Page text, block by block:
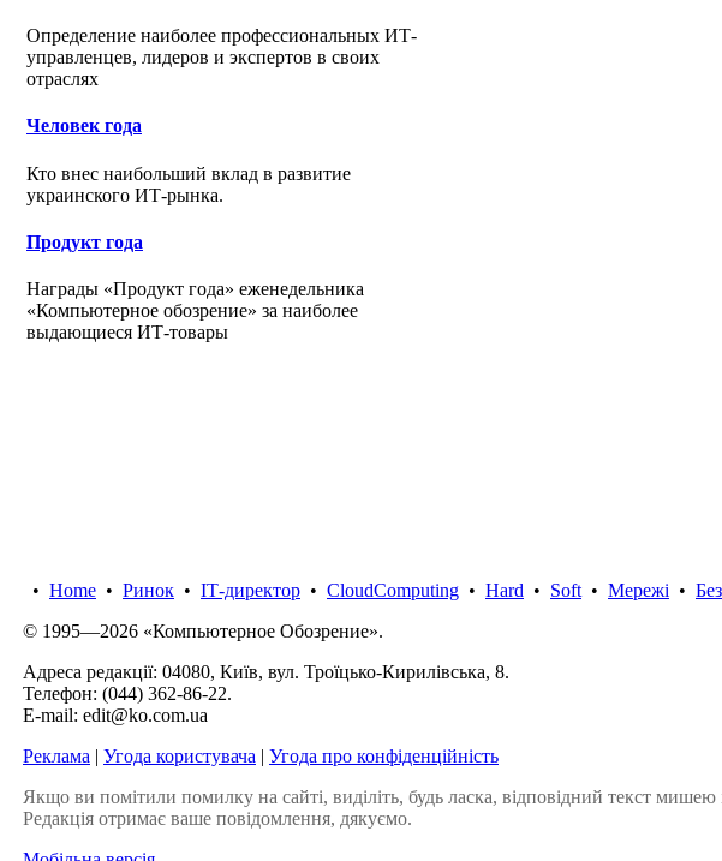
Определение наиболее профессиональных ИТ-
управленцев, лидеров и экспертов в своих
отраслях
Человек года
Кто внес наибольший вклад в развитие
украинского ИТ-рынка.
Продукт года
Награды «Продукт года» еженедельника
«Компьютерное обозрение» за наиболее
выдающиеся ИТ-товары
• Home • Ринок • IТ-директор • CloudComputing • Hard • Soft • Мережі •
© 1995—2026 «Компьютерное Обозрение».
Адреса редакції: 04080, Київ, вул. Троїцько-Кирилівська, 8.
Телефон: (044) 362-86-22.
E-mail: edit@ko.com.ua
Реклама | Угода користувача | Угода про конфіденційність
Якщо ви помітили помилку на сайті, виділіть, будь ласка, відповідний текст мишею
Редакція отримає ваше повідомлення, дякуємо.